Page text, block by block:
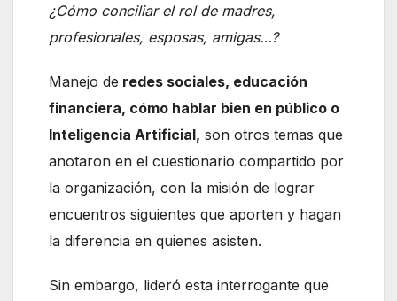
¿Cómo conciliar el rol de madres,
profesionales, esposas, amigas…?
Manejo de redes sociales, educación
financiera, cómo hablar bien en público o
Inteligencia Artificial, son otros temas que
anotaron en el cuestionario compartido por
la organización, con la misión de lograr
encuentros siguientes que aporten y hagan
la diferencia en quienes asisten.
Sin embargo, lideró esta interrogante que